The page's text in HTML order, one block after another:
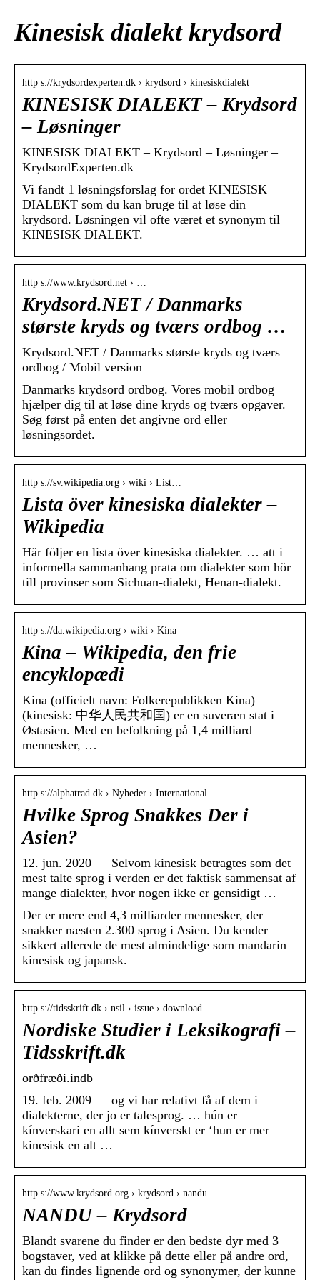
Kinesisk dialekt krydsord
http s://krydsordexperten.dk › krydsord › kinesiskdialekt
KINESISK DIALEKT – Krydsord
– Løsninger
KINESISK DIALEKT – Krydsord – Løsninger –
KrydsordExperten.dk
Vi fandt 1 løsningsforslag for ordet KINESISK
DIALEKT som du kan bruge til at løse din
krydsord. Løsningen vil ofte været et synonym til
KINESISK DIALEKT.
http s://www.krydsord.net › …
Krydsord.NET / Danmarks
største kryds og tværs ordbog …
Krydsord.NET / Danmarks største kryds og tværs
ordbog / Mobil version
Danmarks krydsord ordbog. Vores mobil ordbog
hjælper dig til at løse dine kryds og tværs opgaver.
Søg først på enten det angivne ord eller
løsningsordet.
http s://sv.wikipedia.org › wiki › List…
Lista över kinesiska dialekter –
Wikipedia
Här följer en lista över kinesiska dialekter. … att i
informella sammanhang prata om dialekter som hör
till provinser som Sichuan-dialekt, Henan-dialekt.
http s://da.wikipedia.org › wiki › Kina
Kina – Wikipedia, den frie
encyklopædi
Kina (officielt navn: Folkerepublikken Kina)
(kinesisk: 中华人民共和国) er en suveræn stat i
Østasien. Med en befolkning på 1,4 milliard
mennesker, …
http s://alphatrad.dk › Nyheder › International
Hvilke Sprog Snakkes Der i
Asien?
12. jun. 2020 — Selvom kinesisk betragtes som det
mest talte sprog i verden er det faktisk sammensat af
mange dialekter, hvor nogen ikke er gensidigt …
Der er mere end 4,3 milliarder mennesker, der
snakker næsten 2.300 sprog i Asien. Du kender
sikkert allerede de mest almindelige som mandarin
kinesisk og japansk.
http s://tidsskrift.dk › nsil › issue › download
Nordiske Studier i Leksikografi –
Tidsskrift.dk
orðfræði.indb
19. feb. 2009 — og vi har relativt få af dem i
dialekterne, der jo er talesprog. … hún er
kínverskari en allt sem kínverskt er ‘hun er mer
kinesisk en alt …
http s://www.krydsord.org › krydsord › nandu
NANDU – Krydsord
Blandt svarene du finder er den bedste dyr med 3
bogstaver, ved at klikke på dette eller på andre ord,
kan du findes lignende ord og synonymer, der kunne